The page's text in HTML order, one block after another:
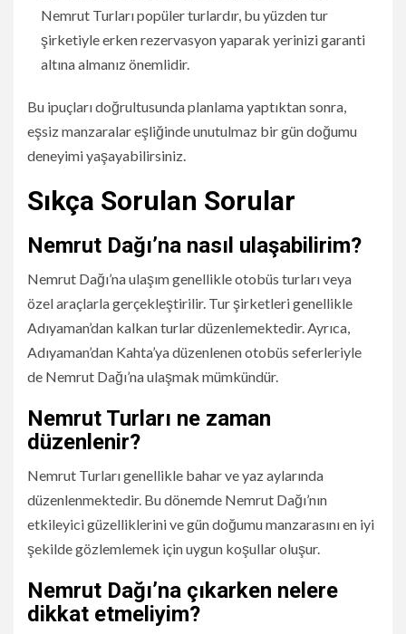
Nemrut Turları popüler turlardır, bu yüzden tur
şirketiyle erken rezervasyon yaparak yerinizi garanti
altına almanız önemlidir.
Bu ipuçları doğrultusunda planlama yaptıktan sonra,
eşsiz manzaralar eşliğinde unutulmaz bir gün doğumu
deneyimi yaşayabilirsiniz.
Sıkça Sorulan Sorular
Nemrut Dağı’na nasıl ulaşabilirim?
Nemrut Dağı’na ulaşım genellikle otobüs turları veya
özel araçlarla gerçekleştirilir. Tur şirketleri genellikle
Adıyaman’dan kalkan turlar düzenlemektedir. Ayrıca,
Adıyaman’dan Kahta’ya düzenlenen otobüs seferleriyle
de Nemrut Dağı’na ulaşmak mümkündür.
Nemrut Turları ne zaman
düzenlenir?
Nemrut Turları genellikle bahar ve yaz aylarında
düzenlenmektedir. Bu dönemde Nemrut Dağı’nın
etkileyici güzelliklerini ve gün doğumu manzarasını en iyi
şekilde gözlemlemek için uygun koşullar oluşur.
Nemrut Dağı’na çıkarken nelere
dikkat etmeliyim?